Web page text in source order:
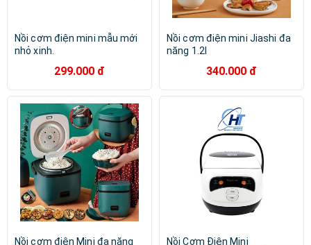
Nồi cơm điện mini mẫu mới
nhỏ xinh.
299.000 đ
Nồi cơm điện mini Jiashi đa
năng 1.2l
340.000 đ
Nồi cơm điện Mini đa năng
Nồi Cơm Điện Mini